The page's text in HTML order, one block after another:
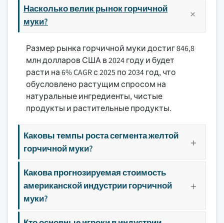
Насколько велик рынок горчичной
муки?
Размер рынка горчичной муки достиг 846,8
млн долларов США в 2024 году и будет
расти на 6% CAGR с 2025 по 2034 год, что
обусловлено растущим спросом на
натуральные ингредиенты, чистые
продукты и растительные продукты.
Каковы темпы роста сегмента желтой
горчичной муки?
Какова прогнозируемая стоимость
американской индустрии горчичной
муки?